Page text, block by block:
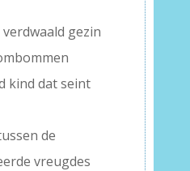
gezin
kind dat seint
de
vreugdes